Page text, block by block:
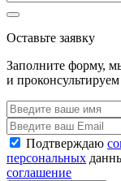
Оставьте заявку
Заполните форму,
и
Подтверждаю
персональных
соглашение